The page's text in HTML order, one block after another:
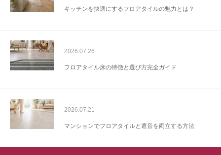
キッチンを快適にするフロアタイルの魅力とは？
2026.07.26
フロアタイル床の特徴と選び方完全ガイド
2026.07.21
マンションでフロアタイルと遮音を両立する方法